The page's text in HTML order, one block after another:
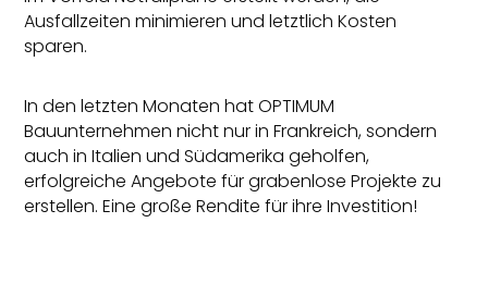
Ausfallzeiten minimieren und letztlich Kosten
sparen.
In den letzten Monaten hat OPTIMUM
Bauunternehmen nicht nur in Frankreich, sondern
auch in Italien und Südamerika geholfen,
erfolgreiche Angebote für grabenlose Projekte zu
erstellen. Eine große Rendite für ihre Investition!